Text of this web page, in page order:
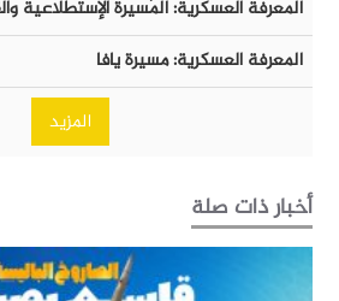
المعرفة العسكرية: المُسيرة الإستطلاعية
المعرفة العسكرية: مسيرة يافا
المزيد
أخبار ذات صلة